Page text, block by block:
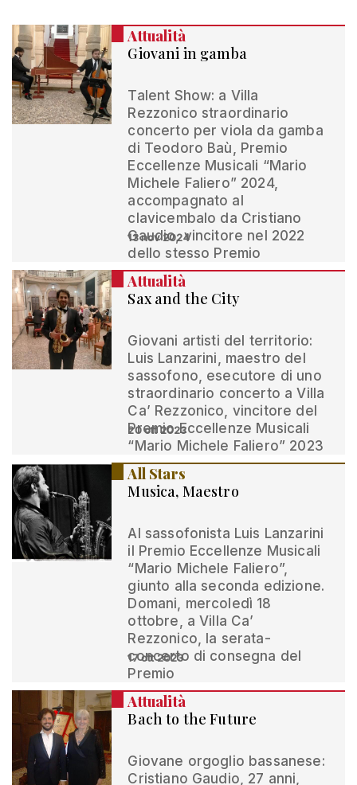
Attualità
Giovani in gamba
Talent Show: a Villa
Rezzonico straordinario
concerto per viola da gamba
di Teodoro Baù, Premio
Eccellenze Musicali “Mario
Michele Faliero” 2024,
accompagnato al
clavicembalo da Cristiano
Gaudio, vincitore nel 2022
dello stesso Premio
13 nov 2024
Attualità
Sax and the City
Giovani artisti del territorio:
Luis Lanzarini, maestro del
sassofono, esecutore di uno
straordinario concerto a Villa
Ca’ Rezzonico, vincitore del
Premio Eccellenze Musicali
“Mario Michele Faliero” 2023
20 ott 2023
All Stars
Musica, Maestro
Al sassofonista Luis Lanzarini
il Premio Eccellenze Musicali
“Mario Michele Faliero”,
giunto alla seconda edizione.
Domani, mercoledì 18
ottobre, a Villa Ca’
Rezzonico, la serata-
concerto di consegna del
Premio
17 ott 2023
Attualità
Bach to the Future
Giovane orgoglio bassanese:
Cristiano Gaudio, 27 anni,